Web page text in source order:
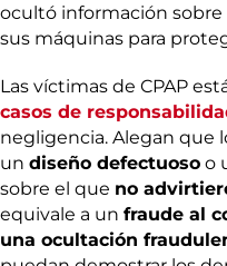
ocultó información sobre
sus máquinas para
Las víctimas de CPAP
casos de
negligencia. Alegan que
un diseño defectuoso o
sobre el que no
equivale a un fraude al
una ocultación